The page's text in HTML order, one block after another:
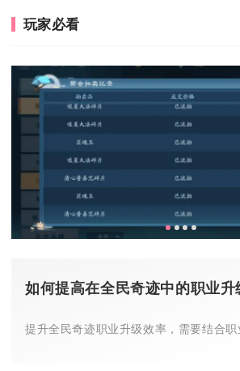
玩家必看
如何提高在全民奇迹中的职业升